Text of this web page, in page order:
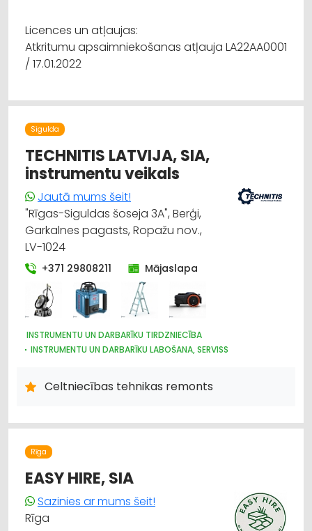
Licences un atļaujas:
Atkritumu apsaimniekošanas atļauja LA22AA0001
/ 17.01.2022
Sigulda
TECHNITIS LATVIJA, SIA,
instrumentu veikals
Jautā mums šeit!
"Rīgas-Siguldas šoseja 3A", Berģi,
Garkalnes pagasts, Ropažu nov.,
LV-1024
+371 29808211 Mājaslapa
INSTRUMENTU UN DARBARĪKU TIRDZNIECĪBA
INSTRUMENTU UN DARBARĪKU LABOŠANA, SERVISS
DĀRZA TEHNIKA UN INVENTĀRS
IEKRAUŠANAS UN IZKRAUŠANAS TEHNIKA
DZINĒJI, MOTORI, TO REMONTS
METĀLAPSTRĀDES IEKĀRTAS UN INSTRUMENTI
HIDRAULISKĀS UN PNEIMATISKĀS IERĪCES
LABIEKĀRTOŠANA, APZAĻUMOŠANA
UZKOPŠANAS LĪDZEKĻI UN TEHNIKA, PROFESIONĀLĀ
Celtniecības tehnikas remonts
Rīga
EASY HIRE, SIA
Sazinies ar mums šeit!
Rīga